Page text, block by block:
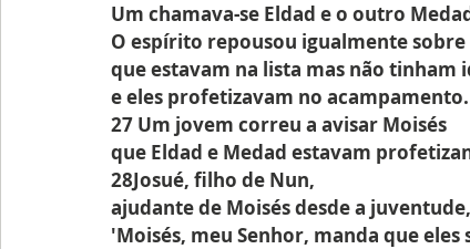
Um chamava-se Eldad e o outro
O espírito repousou igualmente sobre
que estavam na lista mas não tinham
e eles profetizavam no acampamento.
27 Um jovem correu a avisar Moisés
que Eldad e Medad estavam
28Josué, filho de Nun,
ajudante de Moisés desde a
'Moisés, meu Senhor, manda que eles